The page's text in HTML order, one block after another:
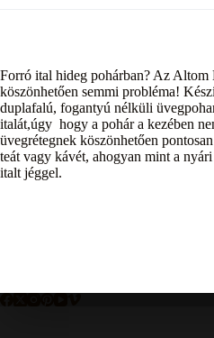
Forró ital hideg pohárban? Az Altom
köszönhetően semmi probléma!
duplafalú, fogantyú nélküli
italát,úgy hogy a pohár a kezében
üvegrétegnek köszönhetően
teát vagy kávét, ahogyan mint a
italt jéggel.